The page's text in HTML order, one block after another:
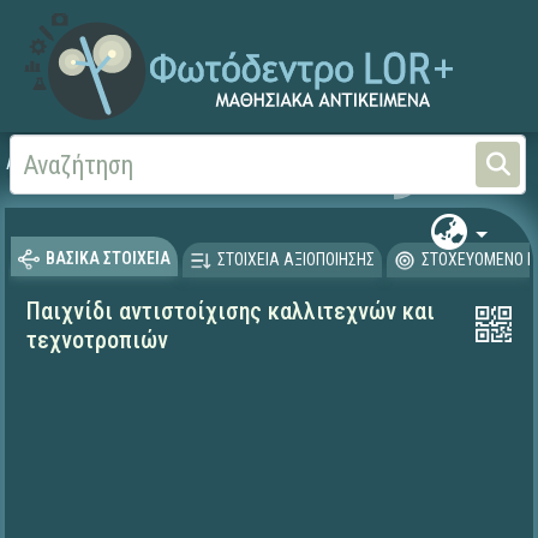
Αρχική
ΒΑΣΙΚΑ ΣΤΟΙΧΕΙΑ ΣΤΟΙΧΕΙΑ ΑΞΙΟΠΟΙΗΣΗΣ ΣΤΟΧΕΥΟΜΕΝΟ
Παιχνίδι αντιστοίχισης καλλιτεχνών και
τεχνοτροπιών